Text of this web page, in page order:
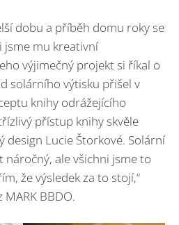
dobu a příběh domu roky se
jsme mu kreativní
výjimečný projekt si říkal o
solárního výtisku přišel v
knihy odrážejícího
přístup knihy skvěle
Lucie Štorkové. Solární
ale všichni jsme to
že výsledek za to stojí,“
BBDO.